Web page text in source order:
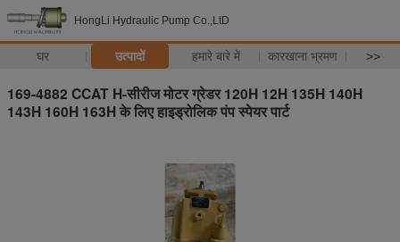
HongLi Hydraulic Pump Co.,LtD
घर उत्पादों हमारे बारे में कारखाना भ्रमण >>
169-4882 CCAT H-सीरीज मोटर ग्रेडर 120H 12H 135H 140H
143H 160H 163H के लिए हाइड्रोलिक पंप स्पेयर पार्ट